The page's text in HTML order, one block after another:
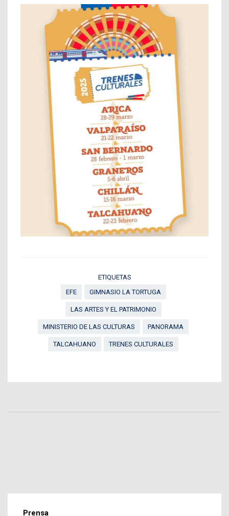
ETIQUETAS
EFE
GIMNASIO LA TORTUGA
LAS ARTES Y EL PATRIMONIO
MINISTERIO DE LAS CULTURAS PANORAMA
TALCAHUANO TRENES CULTURALES
Prensa